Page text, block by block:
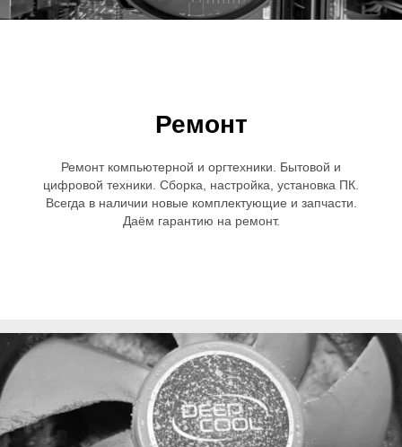
Ремонт
Ремонт компьютерной и оргтехники. Бытовой и
цифровой техники. Сборка, настройка, установка ПК.
Всегда в наличии новые комплектующие и запчасти.
Даём гарантию на ремонт.